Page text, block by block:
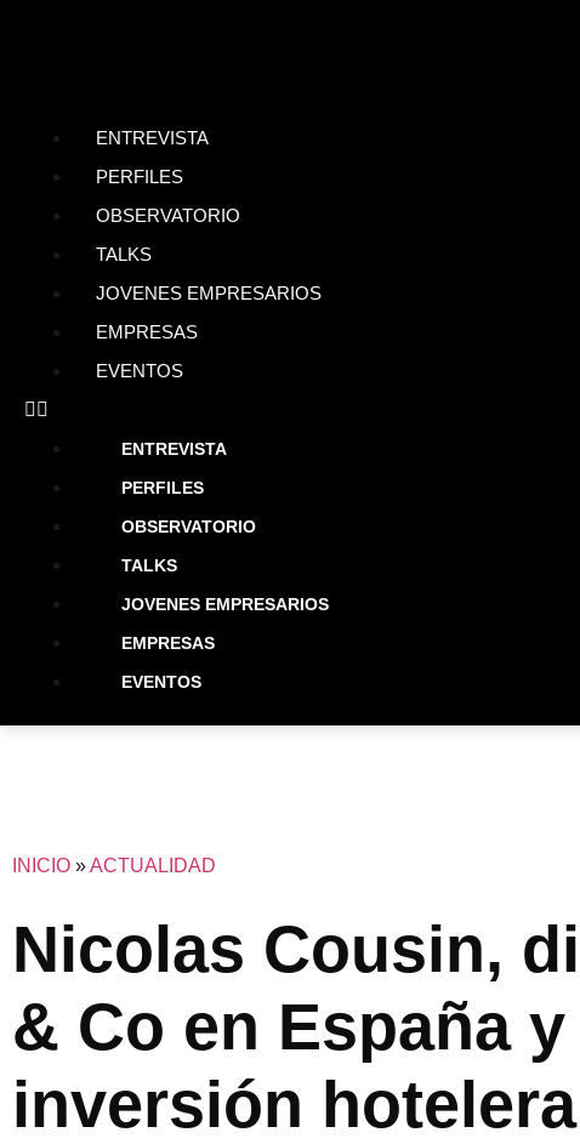
ENTREVISTA
PERFILES
OBSERVATORIO
TALKS
JOVENES EMPRESARIOS
EMPRESAS
EVENTOS
ENTREVISTA
PERFILES
OBSERVATORIO
TALKS
JOVENES EMPRESARIOS
EMPRESAS
EVENTOS
INICIO »ACTUALIDAD
Nicolas Cousin,
& Co en España
inversión